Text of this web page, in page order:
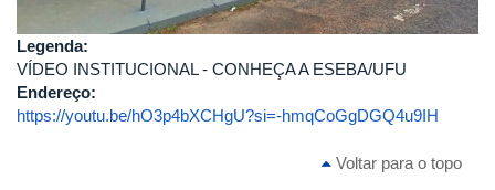
Legenda:
VÍDEO INSTITUCIONAL - CONHEÇA A ESEBA/UFU
Endereço:
https://youtu.be/hO3p4bXCHgU?si=-hmqCoGgDGQ4u9IH
Voltar para o topo